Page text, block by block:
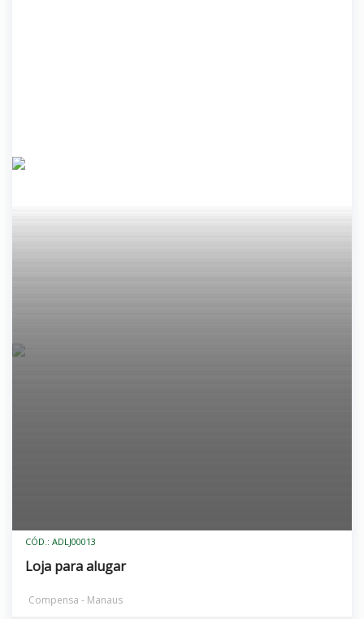
CÓD.: ADLJ00013
Loja para alugar
Compensa - Manaus